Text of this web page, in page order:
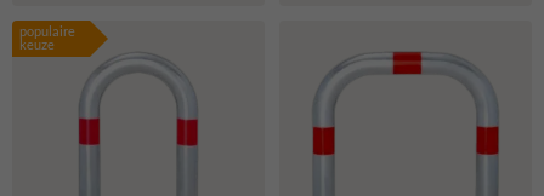
populaire
keuze